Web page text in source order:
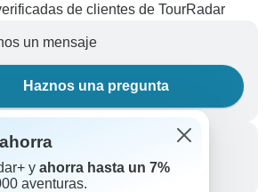
de clientes de TourRadar
un mensaje
Haznos una pregunta
938 984
y ahorra hasta un 7%
aventuras.